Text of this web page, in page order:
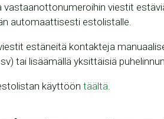
vastaanottonumeroihin viestit
automaattisesti estolistalle.
estäneitä kontakteja
tai lisäämällä yksittäisiä
käyttööntäältä